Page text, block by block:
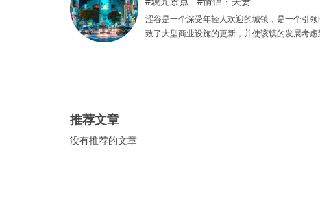
涩谷是一个深受年轻人欢迎的城镇，是一个引
致了大型商业设施的更新，并使该镇的发展考
涩谷进行约会。我们介绍了从最热门的景点到
推荐文章
没有推荐的文章